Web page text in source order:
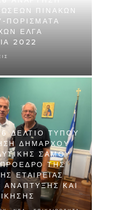
ΠΙΝΑΚΩΝ
ΠΟΡΙΣΜΑΤΑ
ΕΛΓΑ
2022
ΔΕΛΤΙΟ ΤΥΠΟΥ
ΔΗΜΑΡΧΟΥ
ΣΑΜΟΥ
ΤΗΣ
ΕΤΑΙΡΕΙΑΣ
ΑΝΑΠΤΥΞΗΣ ΚΑΙ